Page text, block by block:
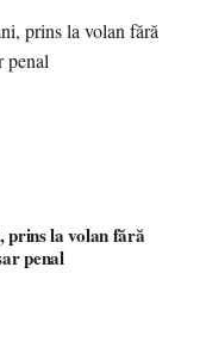
prins la volan fără
penal